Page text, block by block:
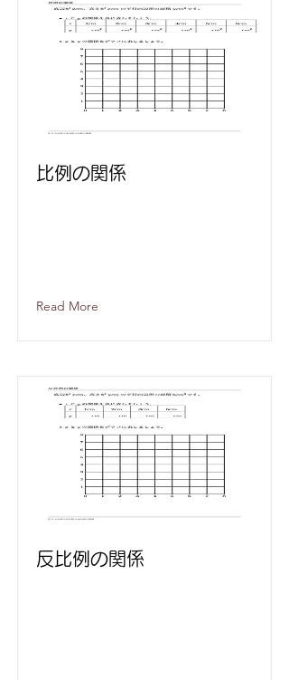
比例の関係
Read More
反比例の関係